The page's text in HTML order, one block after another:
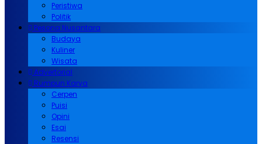
Peristiwa
Politik
Pesona Nusantara
Budaya
Kuliner
Wisata
Advertorial
Rumpun Karya
Cerpen
Puisi
Opini
Esai
Resensi